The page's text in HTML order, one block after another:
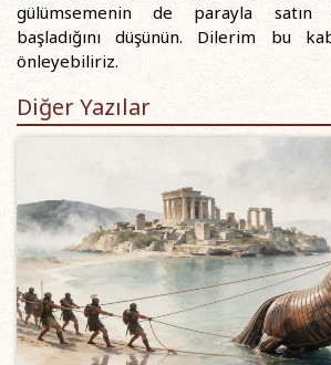
gülümsemenin de parayla satın
başladığını düşünün. Dilerim bu
önleyebiliriz.
Diğer Yazılar